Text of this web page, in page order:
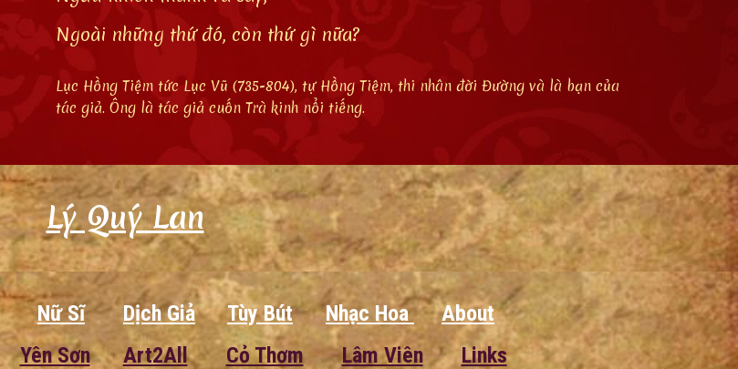
Ngoài những thứ đó, còn thứ gì nữa?
Lục Hồng Tiệm tức Lục Vũ (735-804), tự Hồng Tiệm, thi nhân đời Đường và là bạn của
tác giả. Ông là tác giả cuốn Trà kinh nổi tiếng.
Lý Quý Lan
Nữ Sĩ Dịch Giả Tùy Bút Nhạc Hoa
About
Yên Sơn Art2All Cỏ Thơm Lâm Viên Links